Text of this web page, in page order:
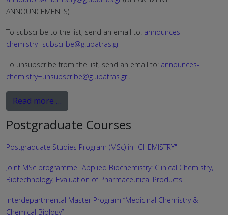
ANNOUNCEMENTS)
To subscribe to the list, send an email to: announces-
chemistry+subscribe@g.upatras.gr
To unsubscribe from the list, send an email to: announces-
chemistry+unsubscribe@g.upatras.gr...
Read more …
Postgraduate Courses
Postgraduate Studies Program (MSc) in "CHEMISTRY"
Joint MSc programme "Applied Biochemistry: Clinical Chemistry,
Biotechnology, Evaluation of Pharmaceutical Products"
Interdepartmental Master Program “Medicinal Chemistry &
Chemical Biology”